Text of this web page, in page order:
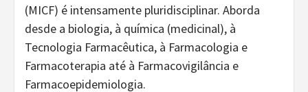
(MICF) é intensamente pluridisciplinar. Aborda
desde a biologia, à química (medicinal), à
Tecnologia Farmacêutica, à Farmacologia e
Farmacoterapia até à Farmacovigilância e
Farmacoepidemiologia.